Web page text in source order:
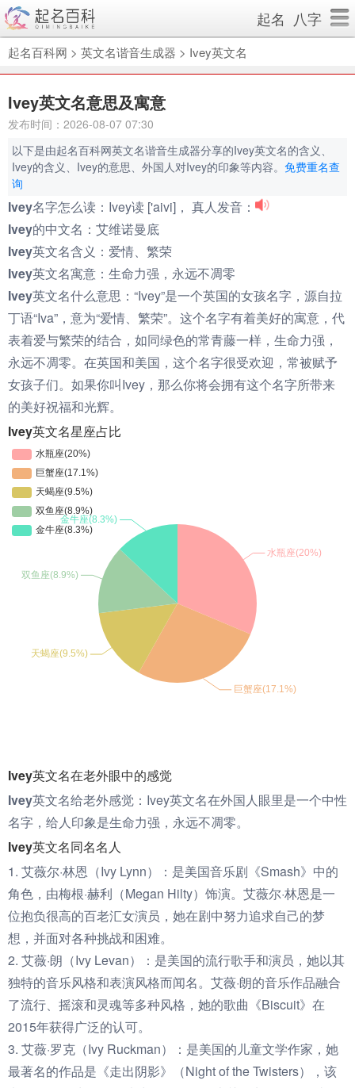
起名 八字
起名百科网 > 英文名谐音生成器 > Ivey英文名
Ivey英文名意思及寓意
发布时间：2026-08-07 07:30
以下是由起名百科网英文名谐音生成器分享的Ivey英文名的含义、
Ivey的含义、Ivey的意思、外国人对Ivey的印象等内容。 免费重名查
询
Ivey名字怎么读： Ivey读 ['aivi]， 真人发音：
Ivey的中文名： 艾维诺曼底
Ivey英文名含义： 爱情、繁荣
Ivey英文名寓意： 生命力强，永远不凋零
Ivey英文名什么意思： “Ivey”是一个英国的女孩名字，源自拉
丁语“Iva”，意为“爱情、繁荣”。这个名字有着美好的寓意，代
表着爱与繁荣的结合，如同绿色的常青藤一样，生命力强，
永远不凋零。在英国和美国，这个名字很受欢迎，常被赋予
女孩子们。如果你叫Ivey，那么你将会拥有这个名字所带来
的美好祝福和光辉。
Ivey英文名星座占比
Ivey英文名在老外眼中的感觉
Ivey英文名给老外感觉： Ivey英文名在外国人眼里是一个中性
名字，给人印象是生命力强，永远不凋零。
Ivey英文名同名名人
1. 艾薇尔·林恩（Ivy Lynn）：是美国音乐剧《Smash》中的
角色，由梅根·赫利（Megan Hilty）饰演。艾薇尔·林恩是一
位抱负很高的百老汇女演员，她在剧中努力追求自己的梦
想，并面对各种挑战和困难。
2. 艾薇·朗（Ivy Levan）：是美国的流行歌手和演员，她以其
独特的音乐风格和表演风格而闻名。艾薇·朗的音乐作品融合
了流行、摇滚和灵魂等多种风格，她的歌曲《Biscuit》在
2015年获得广泛的认可。
3. 艾薇·罗克（Ivy Ruckman）：是美国的儿童文学作家，她
最著名的作品是《走出阴影》（Night of the Twisters），该